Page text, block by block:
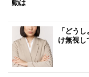
動は
「どう
け無視